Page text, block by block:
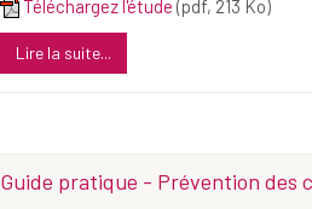
Téléchargez l'étude (pdf, 213 Ko)
Lire la suite...
Guide pratique - Prévention des